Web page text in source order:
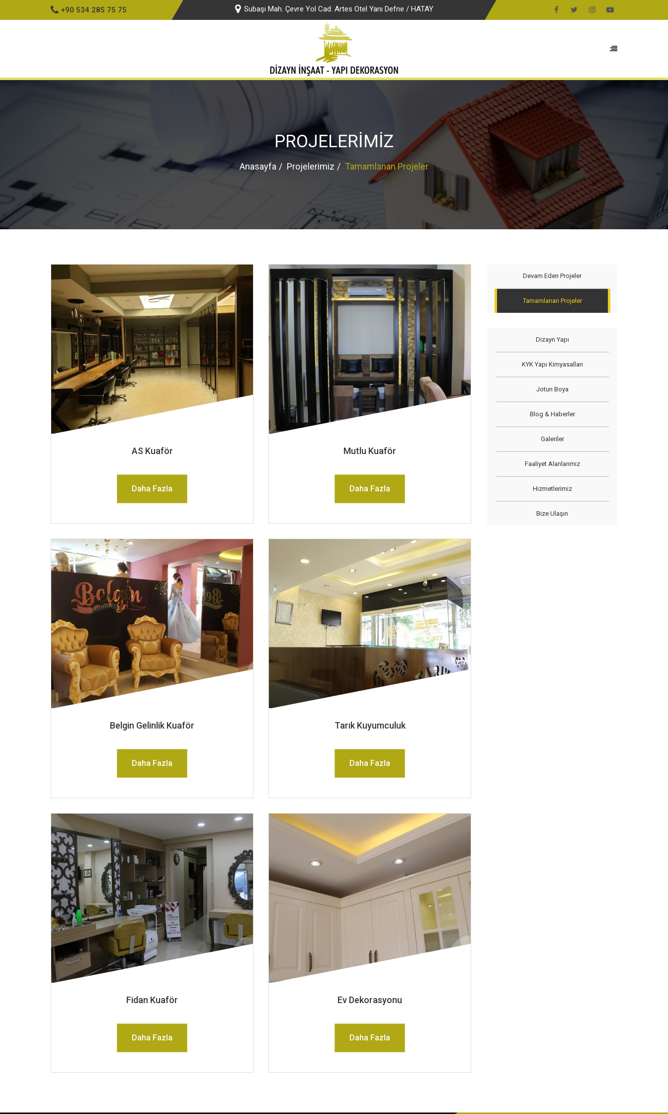
+90 534 285 75 75 Subaşı Mah. Çevre Yol Cad. Artes Otel Yanı Defne / HATAY
KYK Yapı Kimyasalları
PROJELERİMİZ
Anasayfa Projelerimiz Tamamlanan Projeler
Devam Eden Projeler
Tamamlanan Projeler
Dizayn Yapı
KYK Yapı Kimyasalları
Jotun Boya
Blog & Haberler
Galeriler
Faaliyet Alanlarımız
Hizmetlerimiz
Bize Ulaşın
AS Kuaför
Daha Fazla
Mutlu Kuaför
Daha Fazla
Belgin Gelinlik Kuaför
Daha Fazla
Tarık Kuyumculuk
Daha Fazla
Fidan Kuaför
Daha Fazla
Ev Dekorasyonu
Daha Fazla